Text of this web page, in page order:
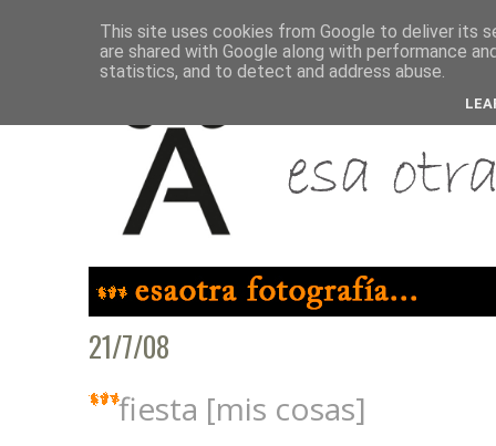
21/7/08
fiesta [mis cosas]
This site uses cookies from Google to deliver its
are shared with Google along with performance
statistics, and to detect and address abuse.